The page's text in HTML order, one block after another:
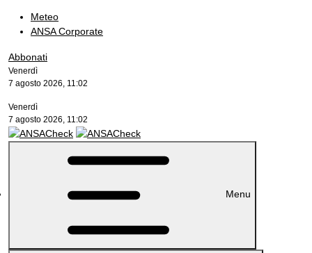
Meteo
ANSA Corporate
Abbonati
Venerdì
7 agosto 2026, 11:02
Venerdì
7 agosto 2026, 11:02
Menu